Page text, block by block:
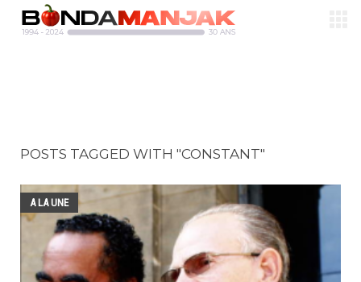
POSTS TAGGED WITH "CONSTANT"
A LA UNE